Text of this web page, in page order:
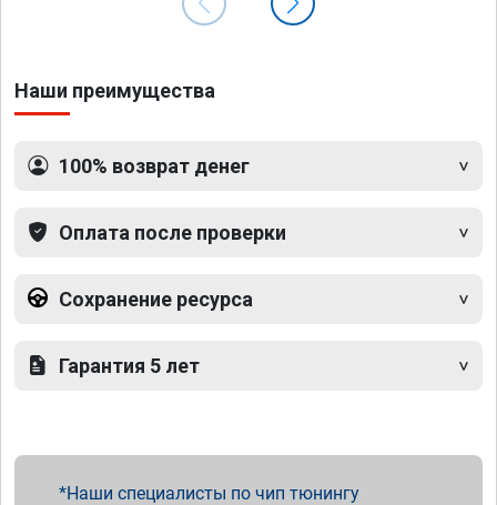
Наши преимущества
100% возврат денег
Оплата после проверки
Сохранение ресурса
Гарантия 5 лет
Наши специалисты по чип тюнингу